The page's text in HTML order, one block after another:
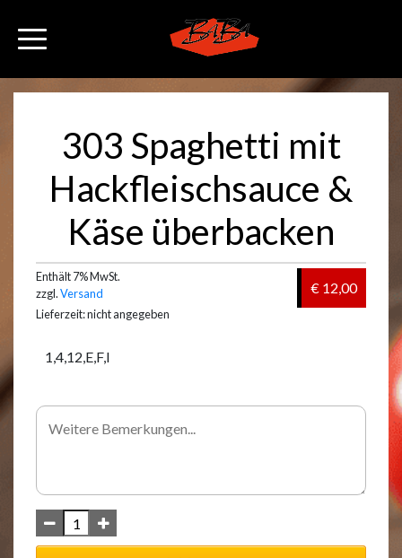
303 Spaghetti mit
Hackfleischsauce &
Käse überbacken
€ 12,00
Enthält 7% MwSt.
zzgl.Versand
Lieferzeit: nicht angegeben
1,4,12,E,F,I